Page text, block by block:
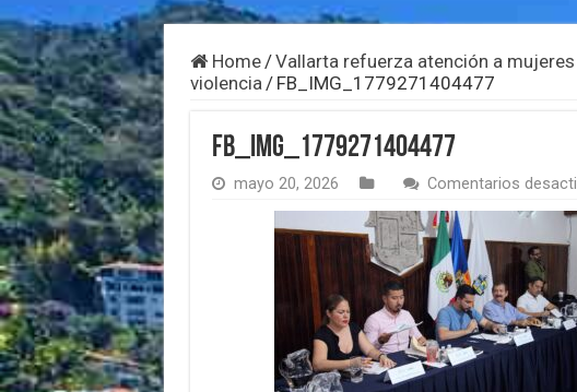
Home/Vallarta refuerza atención a
violencia/ FB_IMG_1779271404477
FB_IMG_1779271404477
mayo 20, 2026 Comentarios